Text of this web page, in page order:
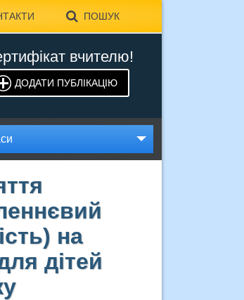
ПОШУК
вчителю!
ДОДАТИ ПУБЛІКАЦІЮ
на
дітей